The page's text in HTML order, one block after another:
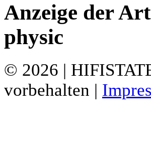
Anzeige der
physic
© 2026 |
vorbehalten |